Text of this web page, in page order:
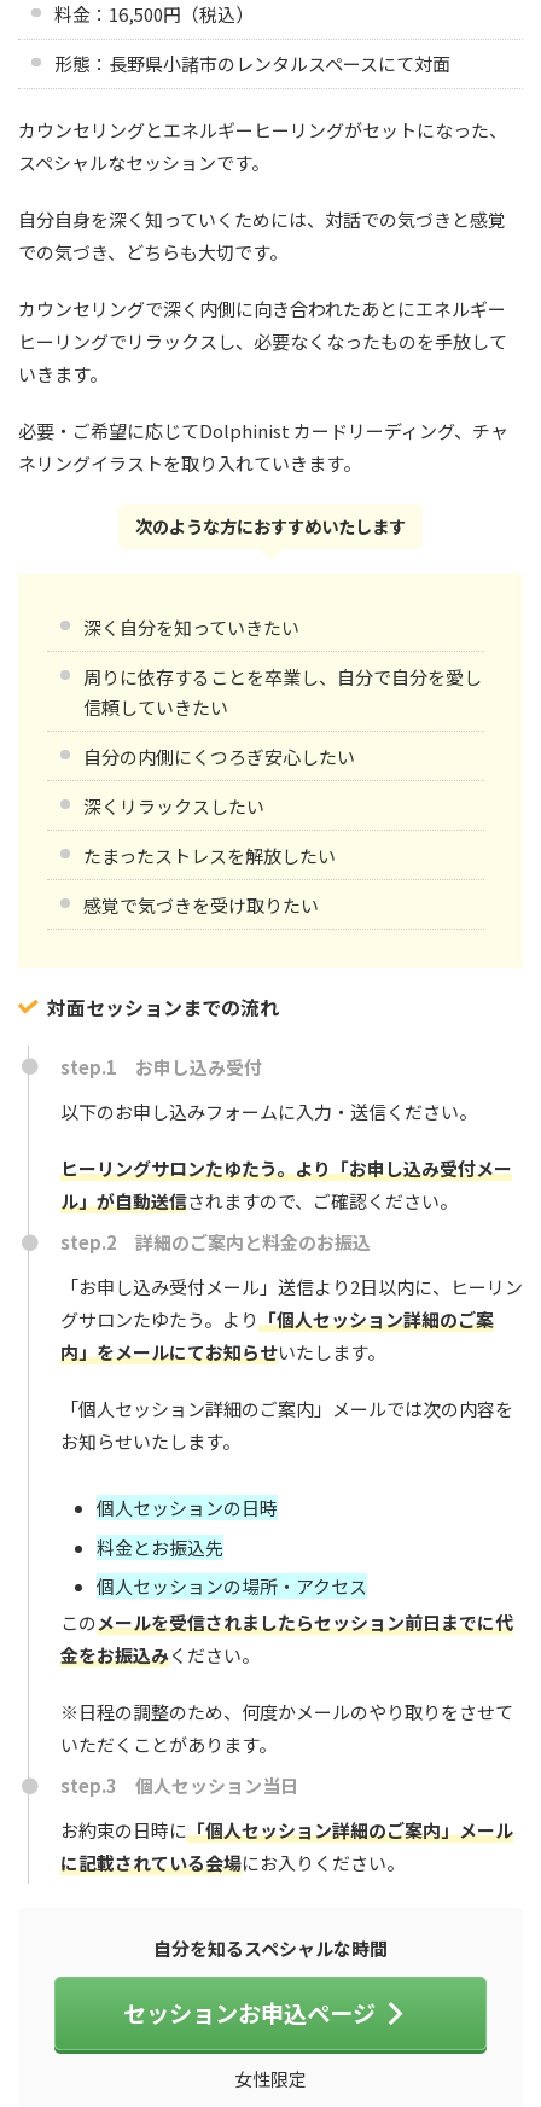
料金：16,500円（税込）
形態：長野県小諸市のレンタルスペースにて対面
カウンセリングとエネルギーヒーリングがセットになった、
スペシャルなセッションです。
自分自身を深く知っていくためには、対話での気づきと感覚
での気づき、どちらも大切です。
カウンセリングで深く内側に向き合われたあとにエネルギー
ヒーリングでリラックスし、必要なくなったものを手放して
いきます。
必要・ご希望に応じてDolphinist カードリーディング、チャ
ネリングイラストを取り入れていきます。
次のような方におすすめいたします
深く自分を知っていきたい
周りに依存することを卒業し、自分で自分を愛し
信頼していきたい
自分の内側にくつろぎ安心したい
深くリラックスしたい
たまったストレスを解放したい
感覚で気づきを受け取りたい
対面セッションまでの流れ
step.1 お申し込み受付
以下のお申し込みフォームに入力・送信ください。
ヒーリングサロンたゆたう。より「お申し込み受付メー
ル」が自動送信されますので、ご確認ください。
step.2 詳細のご案内と料金のお振込
「お申し込み受付メール」送信より2日以内に、ヒーリン
グサロンたゆたう。より「個人セッション詳細のご案
内」をメールにてお知らせいたします。
「個人セッション詳細のご案内」メールでは次の内容を
お知らせいたします。
個人セッションの日時
料金とお振込先
個人セッションの場所・アクセス
このメールを受信されましたらセッション前日までに代
金をお振込みください。
※日程の調整のため、何度かメールのやり取りをさせて
いただくことがあります。
step.3 個人セッション当日
お約束の日時に「個人セッション詳細のご案内」メール
に記載されている会場にお入りください。
自分を知るスペシャルな時間
セッションお申込ページ
女性限定